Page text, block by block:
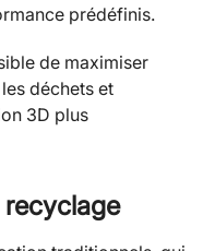
prédéfinis.
de maximiser
déchets et
3D plus